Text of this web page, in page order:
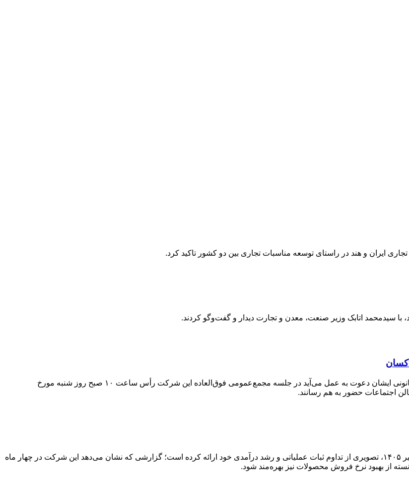
ایران و هند در راستای توسعه مناسبات تجاری بین دو کشور تاکید کرد.
بدینوسیله از کلیه سهامداران محترم شرکت پاکسان (سهامی عام) یا نمایندگان قانونی ایشان دعوت به عمل می‌آید در جلسه مجمع‌عمومی فوق‌العاده این شرکت رأس ساعت ۱۰ صبح روز شنبه مورخ
شرکت معدنی و صنعتی چادرملو (کچاد) در گزارش فعالیت ماهانه منتهی به ۳۱ تیر ۱۴۰۵، تصویری از تداوم ثبات عملیاتی و رشد درآمدی خود ارائه کرده است؛ گزارشی که نشان می‌دهد این شرکت در چهار ماه
از بهبود نرخ فروش محصولات نیز بهره‌مند شود.